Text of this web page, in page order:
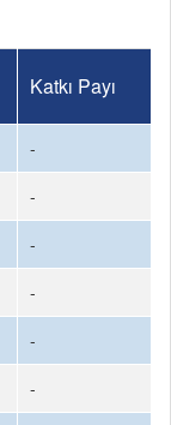
Katkı Payı
-
-
-
-
-
-